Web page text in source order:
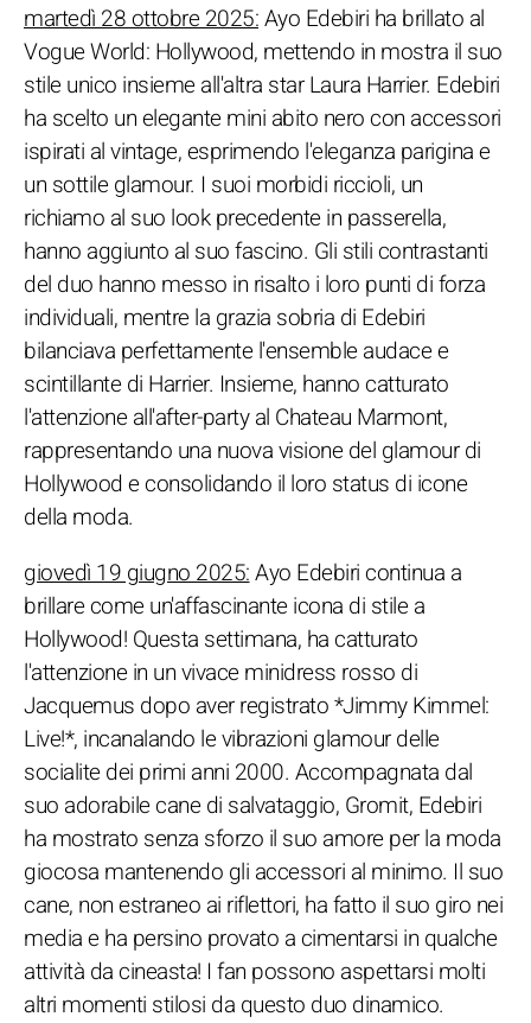
martedì 28 ottobre 2025:Ayo Edebiri ha brillato al
Vogue World: Hollywood, mettendo in mostra il suo
stile unico insieme all'altra star Laura Harrier. Edebiri
ha scelto un elegante mini abito nero con accessori
ispirati al vintage, esprimendo l'eleganza parigina e
un sottile glamour. I suoi morbidi riccioli, un
richiamo al suo look precedente in passerella,
hanno aggiunto al suo fascino. Gli stili contrastanti
del duo hanno messo in risalto i loro punti di forza
individuali, mentre la grazia sobria di Edebiri
bilanciava perfettamente l'ensemble audace e
scintillante di Harrier. Insieme, hanno catturato
l'attenzione all'after-party al Chateau Marmont,
rappresentando una nuova visione del glamour di
Hollywood e consolidando il loro status di icone
della moda.
giovedì 19 giugno 2025:Ayo Edebiri continua a
brillare come un'affascinante icona di stile a
Hollywood! Questa settimana, ha catturato
l'attenzione in un vivace minidress rosso di
Jacquemus dopo aver registrato *Jimmy Kimmel:
Live!*, incanalando le vibrazioni glamour delle
socialite dei primi anni 2000. Accompagnata dal
suo adorabile cane di salvataggio, Gromit, Edebiri
ha mostrato senza sforzo il suo amore per la moda
giocosa mantenendo gli accessori al minimo. Il suo
cane, non estraneo ai riflettori, ha fatto il suo giro nei
media e ha persino provato a cimentarsi in qualche
attività da cineasta! I fan possono aspettarsi molti
altri momenti stilosi da questo duo dinamico.